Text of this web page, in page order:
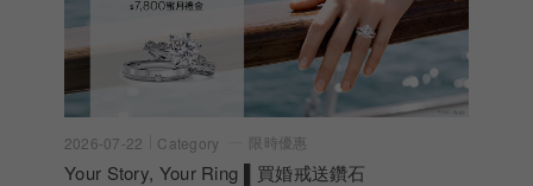
2026-07-22 Category 限時優惠
Your Story, Your Ring ▌買婚戒送鑽石